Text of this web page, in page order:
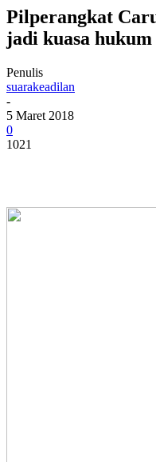
Pilperangkat
jadi kuasa
Penulis
suarakeadilan
-
5 Maret 2018
0
1021